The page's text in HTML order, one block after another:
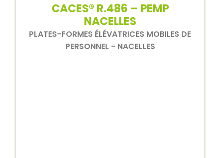
CACES® R.486 – PEMP
NACELLES
PLATES-FORMES ÉLÉVATRICES MOBILES DE
PERSONNEL - NACELLES